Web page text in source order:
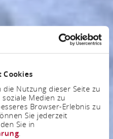
Cookies
Nutzung dieser Seite zu
Medien zu
Browser-Erlebnis zu
Sie jederzeit
Sie in
.